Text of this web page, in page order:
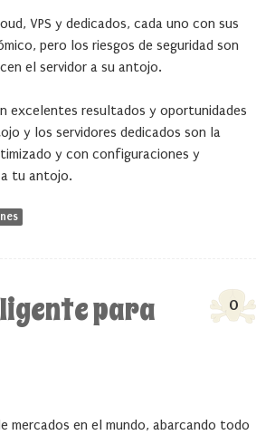
VPS y dedicados, cada uno con sus
pero los riesgos de seguridad son
el servidor a su antojo.
excelentes resultados y oportunidades
y los servidores dedicados son la
y con configuraciones y
tu antojo.
para
0
mercados en el mundo, abarcando todo